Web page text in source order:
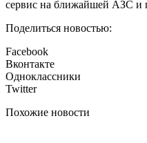
сервис на ближайшей АЗС и
Поделиться новостью:
Facebook
Вконтакте
Одноклассники
Twitter
Похожие новости